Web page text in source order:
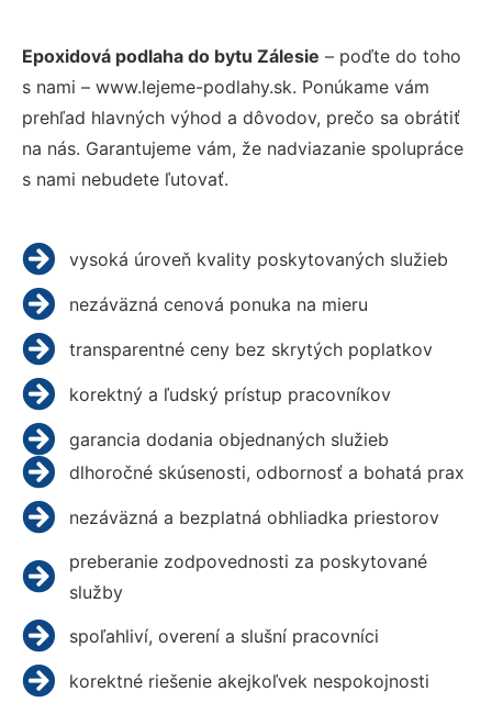
Epoxidová podlaha do bytu Zálesie – poďte do toho
s nami – www.lejeme-podlahy.sk. Ponúkame vám
prehľad hlavných výhod a dôvodov, prečo sa obrátiť
na nás. Garantujeme vám, že nadviazanie spolupráce
s nami nebudete ľutovať.
vysoká úroveň kvality poskytovaných služieb
nezáväzná cenová ponuka na mieru
transparentné ceny bez skrytých poplatkov
korektný a ľudský prístup pracovníkov
garancia dodania objednaných služieb
dlhoročné skúsenosti, odbornosť a bohatá prax
nezáväzná a bezplatná obhliadka priestorov
preberanie zodpovednosti za poskytované
služby
spoľahliví, overení a slušní pracovníci
korektné riešenie akejkoľvek nespokojnosti